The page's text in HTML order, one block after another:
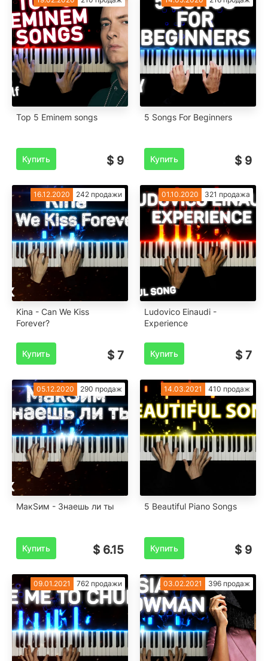
Top 5 Eminem songs
Купить $ 9
5 Songs For Beginners
Купить $ 9
16.12.2020 242 продажи
Kina - Can We Kiss
Forever?
Купить $ 7
01.10.2020 321 продажа
Ludovico Einaudi -
Experience
Купить $ 7
05.12.2020 290 продаж
MaкSим - Знаешь ли ты
Купить $ 6.15
14.03.2021 410 продаж
5 Beautiful Piano Songs
Купить $ 9
09.01.2021 762 продажи 03.02.2021 396 продаж